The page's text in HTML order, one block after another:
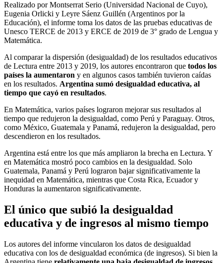
Realizado por Montserrat Serio (Universidad Nacional de Cuyo),
Eugenia Orlicki y Leyre Sáenz Guillén (Argentinos por la
Educación), el informe toma los datos de las pruebas educativas de
Unesco TERCE de 2013 y ERCE de 2019 de 3° grado de Lengua y
Matemática.
Al comparar la dispersión (desigualdad) de los resultados educativos
de Lectura entre 2013 y 2019, los autores encontraron que todos los
países la aumentaron y en algunos casos también tuvieron caídas
en los resultados. Argentina sumó desigualdad educativa, al
tiempo que cayó en resultados.
En Matemática, varios países lograron mejorar sus resultados al
tiempo que redujeron la desigualdad, como Perú y Paraguay. Otros,
como México, Guatemala y Panamá, redujeron la desigualdad, pero
descendieron en los resultados.
Argentina está entre los que más ampliaron la brecha en Lectura. Y
en Matemática mostró poco cambios en la desigualdad. Solo
Guatemala, Panamá y Perú lograron bajar significativamente la
inequidad en Matemática, mientras que Costa Rica, Ecuador y
Honduras la aumentaron significativamente.
El único que subió la desigualdad
educativa y de ingresos al mismo tiempo
Los autores del informe vincularon los datos de desigualdad
educativa con los de desigualdad económica (de ingresos). Si bien la